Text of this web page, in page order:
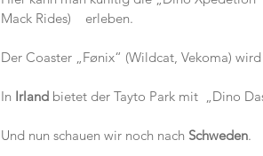
Mack Rides)    erleben.
Der Coaster „Fønix“ (Wildcat, Vekoma)
In Irland bietet der Tayto Park mit  „Dino
Und nun schauen wir noch nach Schweden.